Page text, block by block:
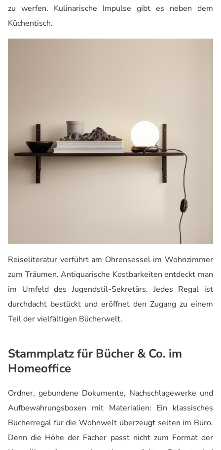
zu werfen. Kulinarische Impulse gibt es neben dem
Küchentisch.
Reiseliteratur verführt am Ohrensessel im Wohnzimmer
zum Träumen. Antiquarische Kostbarkeiten entdeckt man
im Umfeld des Jugendstil-Sekretärs. Jedes Regal ist
durchdacht bestückt und eröffnet den Zugang zu einem
Teil der vielfältigen Bücherwelt.
Stammplatz für Bücher & Co. im
Homeoffice
Ordner, gebundene Dokumente, Nachschlagewerke und
Aufbewahrungsboxen mit Materialien: Ein klassisches
Bücherregal für die Wohnwelt überzeugt selten im Büro.
Denn die Höhe der Fächer passt nicht zum Format der